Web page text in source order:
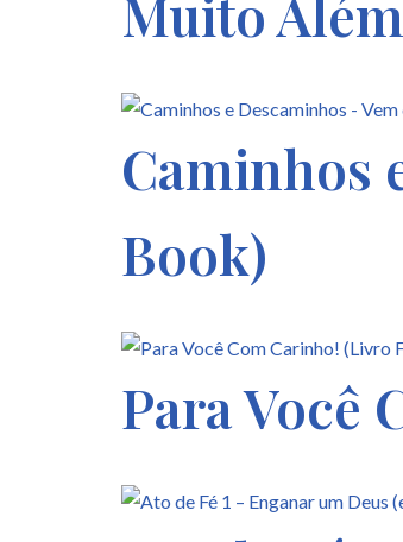
Muito
Caminhos
Book)
Para Você